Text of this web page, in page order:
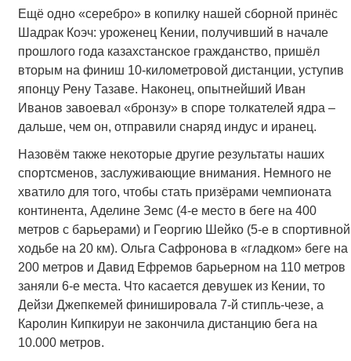
Ещё одно «серебро» в копилку нашей сборной принёс
Шадрак Коэч: уроженец Кении, получивший в начале
прошлого года казахстанское гражданство, пришёл
вторым на финиш 10-километровой дистанции, уступив
японцу Рену Тазаве. Наконец, опытнейший Иван
Иванов завоевал «бронзу» в споре толкателей ядра –
дальше, чем он, отправили снаряд индус и иранец.
Назовём также некоторые другие результаты наших
спортсменов, заслуживающие внимания. Немного не
хватило для того, чтобы стать призёрами чемпионата
континента, Аделине Земс (4-е место в беге на 400
метров с барьерами) и Георгию Шейко (5-е в спортивной
ходьбе на 20 км). Ольга Сафронова в «гладком» беге на
200 метров и Давид Ефремов барьерном на 110 метров
заняли 6-е места. Что касается девушек из Кении, то
Дейзи Джепкемей финишировала 7-й стипль-чезе, а
Каролин Кипкируи не закончила дистанцию бега на
10.000 метров.